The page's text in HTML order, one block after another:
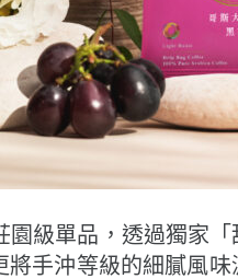
級單品，透過獨家
手沖等級的細膩風